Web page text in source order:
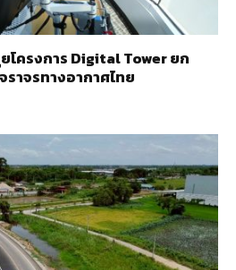
โครงการ Digital Tower ยก
ราจรทางอากาศไทย